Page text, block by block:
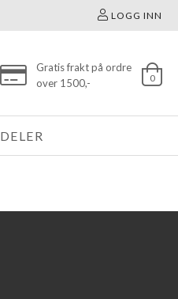
LOGG INN
Gratis frakt på ordre
over 1500,-
0
DELER